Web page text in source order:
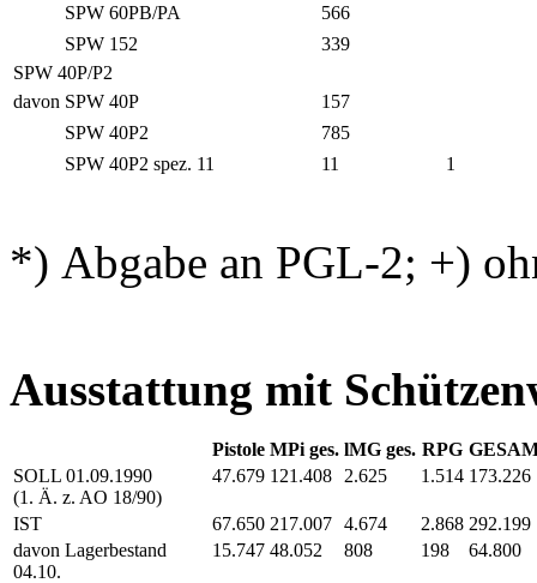
SPW 60PB/PA
566
SPW 152
339
SPW 40P/P2
davon SPW 40P
157
SPW 40P2
785
SPW 40P2 spez. 11 11 1
*) Abgabe an PGL-2; +)
Ausstattung mit
Pistole MPi ges. lMG ges. RPG
SOLL 01.09.1990
(1. Ä. z. AO 18/90)
47.679 121.408 2.625 1.514 173.226
IST 67.650 217.007 4.674 2.868 292.199
davon Lagerbestand
04.10.
15.747 48.052 808 198 64.800